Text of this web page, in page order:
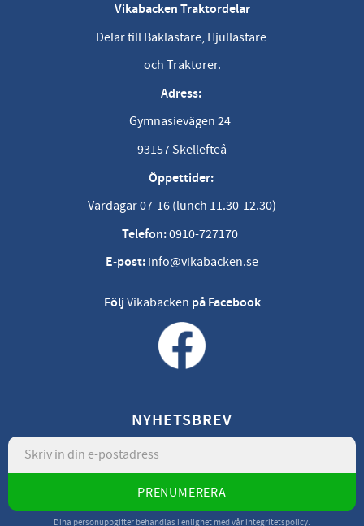
Vikabacken Traktordelar
Delar till Baklastare, Hjullastare
och Traktorer.
Adress:
Gymnasievägen 24
93157 Skellefteå
Öppettider:
Vardagar 07-16 (lunch 11.30-12.30)
Telefon:0910-727170
E-post: info@vikabacken.se
FöljVikabacken på Facebook
NYHETSBREV
PRENUMERERA
Dina personuppgifter behandlas i enlighet med vår integritetspolicy.